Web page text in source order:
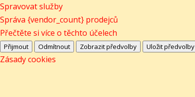
Spravovat služby
Správa {vendor_count} prodejců
Přečtěte si více o těchto účelech
Přijmout Odmítnout Zobrazit předvolby Uložit předvolby
Zásady cookies